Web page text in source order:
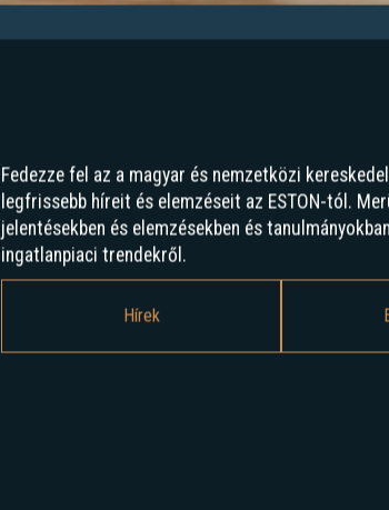
Fedezze fel az a magyar és nemzetközi
legfrissebb híreit és elemzéseit az ESTON-tól.
jelentésekben és elemzésekben és
ingatlanpiaci trendekről.
Hírek